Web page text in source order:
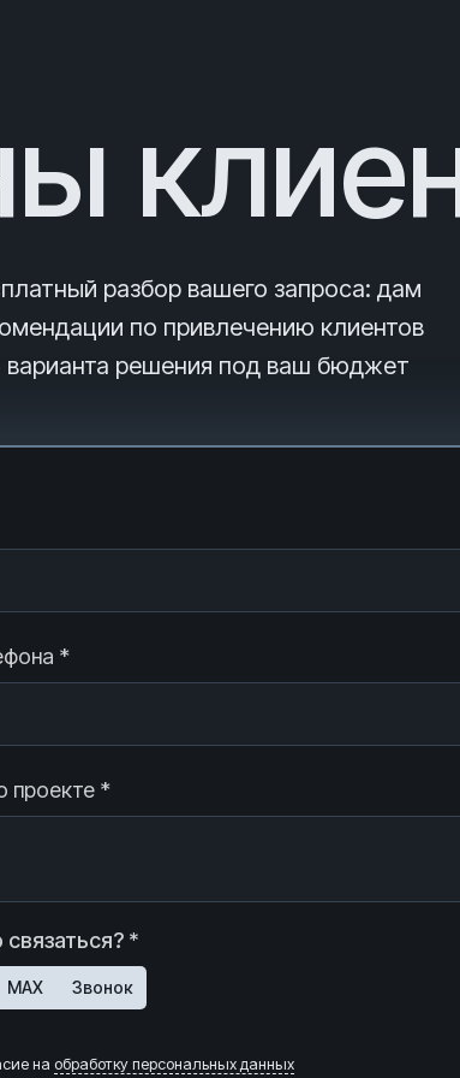
разбор вашего запроса: дам
по привлечению клиентов
варианта решения под ваш бюджет
*
проекте *
*
MAX Звонок
на обработку персональных данных